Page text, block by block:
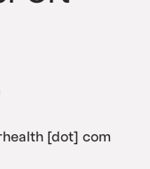
[dot] com